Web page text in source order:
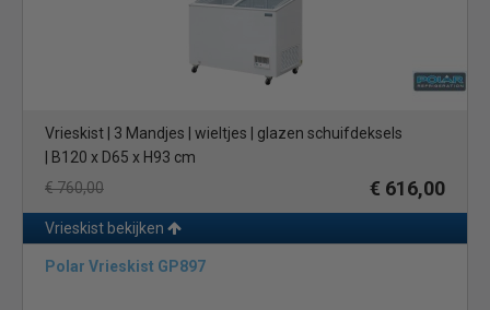
Vrieskist | 3 Mandjes | wieltjes | glazen schuifdeksels
| B120 x D65 x H93 cm
€ 760,00
€ 616,00
Vrieskist bekijken
Polar Vrieskist GP897